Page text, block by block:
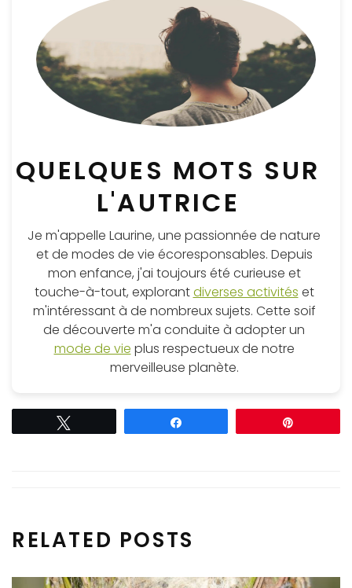
QUELQUES MOTS SUR
L'AUTRICE
Je m'appelle Laurine, une passionnée de nature
et de modes de vie écoresponsables. Depuis
mon enfance, j'ai toujours été curieuse et
touche-à-tout, explorantdiverses activités et
m'intéressant à de nombreux sujets. Cette soif
de découverte m'a conduite à adopter un
mode de vie plus respectueux de notre
merveilleuse planète.
RELATED POSTS